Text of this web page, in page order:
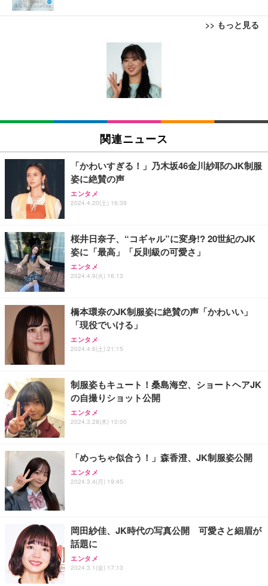
>> もっと見る
Juice=Juice Concert 2026 UP TO 11 MORE! MOR
E! (特典なし) [Blu-ray]
【Amazon.co.jp限定】「Juice=Juice Concert 202
判ブロマイド5枚セット) [Blu-ray]
日下部ほたる どんどんやる気になる！日下部式学習
法[DVD]
King & Prince DOME TOUR 2026 ～STARRING～
(初回限定盤)(2枚組) [Blu-ray]
Aぇ! group LIVE TOUR 2025 D.N.A (初回盤)(2枚組)
[Blu-ray]
EIZO ビジネス向けプレミアムモニター | FlexScan
EV3240X-WT | 31.5型4K UHD・USB Type-C・ホワ
￥105,595
EIZO ビジネス向けプレミアムモニター | FlexScan
【純正品】27"ゲーミングモニター DualSense 充電
フック付き（CFI-ZDM1J）
【整備済み品】Dell E2724HS 27インチ 液晶モニタ
ー フルHD（1920×1080）VA 非光沢 HDMI/DisplayP
ort/VGA スピーカー内蔵 高さ調整 スイベル VESA対
【MiniLED/24.5inch/280Hz/FHD】GRAPHT THE S
HOOTER Gaming Monitor 24” Essential ゲーミン
グモニター QD 24.5インチ 1ms FHD 量子ドット 残
Bluetoothイヤホン ワイヤレスイヤホン IPX7防水
最大60時間再生 2026年最新Bluetooth6.0ブルートゥ
ースイヤホン 全音域HIFI音質低遅延接続瞬時 片耳/
両耳 WEB会議/運動/ゲーム/通学通勤/スポーツ/音楽
用iPhone/Android対応 (002 black)
Grithope イヤホン タイプC【2026新モデル 耐久
重低音 遅延なし
Lightning to 3.5mm イヤホンジャック 変換 MFi認
証 【ハイレゾ音質】 内蔵DAC 遅延なし 48ビット/9
6KHz 音量調節対応
【HIFI音質】iphone イヤホンジャック ライトニン
グ イヤホン 変換 MFI認証 4極 内蔵DAC 遅延なし 音
量調節/音楽
寝ホン 睡眠用イヤホン 寝ながら 痛くない 超軽量2.8
g ASMR推薦 ワイヤレス Bluetooth6.1 柔軟性高 安
眠 仕事 ブルー
関連ニュース
「かわいすぎる！」乃木坂46金川紗耶のJK制服
姿に絶賛の声
エンタメ
2024.4.20(土) 16:39
桜井日奈子、“コギャル”に変身!? 20世紀のJK
姿に「最高」「反則級の可愛さ」
エンタメ
2024.4.9(火) 16:13
橋本環奈のJK制服姿に絶賛の声「かわいい」
「現役でいける」
エンタメ
2024.4.6(土) 21:15
制服姿もキュート！桑島海空、ショートヘアJK
の自撮りショット公開
エンタメ
2024.3.28(木) 10:00
「めっちゃ似合う！」森香澄、JK制服姿公開
エンタメ
2024.3.4(月) 19:45
岡田紗佳、JK時代の写真公開 可愛さと細眉が
話題に
エンタメ
2024.3.1(金) 17:13